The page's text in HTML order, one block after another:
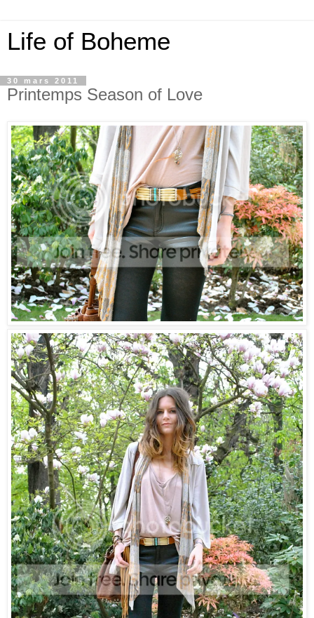
Life of Boheme
30 mars 2011
Printemps Season of Love